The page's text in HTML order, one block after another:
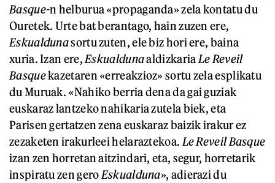
Basque-n helburua «propaganda» zela kontatu du
Ouretek. Urte bat berantago, hain zuzen ere,
Eskualdunasortu zuten, ele biz hori ere, baina
xuria. Izan ere, Eskualdunaaldizkaria Le Reveil
Basquekazetaren «erreakzioz» sortu zela esplikatu
du Muruak. «Nahiko berria dena da gai guziak
euskaraz lantzeko nahikaria zutela biek, eta
Parisen gertatzen zena euskaraz baizik irakur ez
zezaketen irakurleei helaraztekoa. Le Reveil Basque
izan zen horretan aitzindari, eta, segur, horretarik
inspiratu zen gero Eskualduna», adierazi du